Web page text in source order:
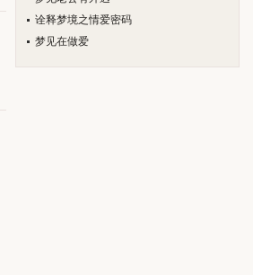
诠释梦境之情爱密码
梦见在做爱